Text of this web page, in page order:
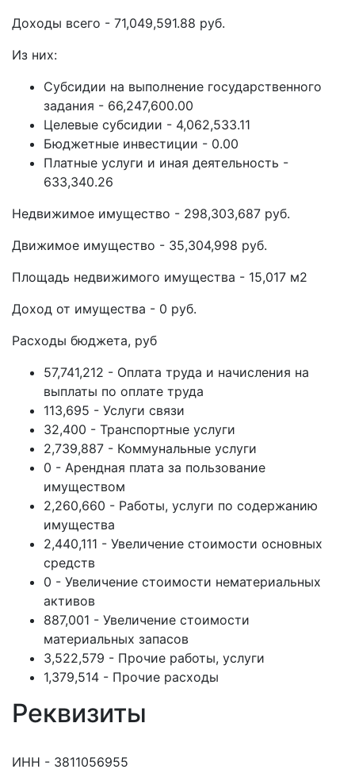
Доходы всего - 71,049,591.88 руб.
Из них:
Субсидии на выполнение государственного
задания - 66,247,600.00
Целевые субсидии - 4,062,533.11
Бюджетные инвестиции - 0.00
Платные услуги и иная деятельность -
633,340.26
Недвижимое имущество - 298,303,687 руб.
Движимое имущество - 35,304,998 руб.
Площадь недвижимого имущества - 15,017 м2
Доход от имущества - 0 руб.
Расходы бюджета, руб
57,741,212 - Оплата труда и начисления на
выплаты по оплате труда
113,695 - Услуги связи
32,400 - Транспортные услуги
2,739,887 - Коммунальные услуги
0 - Арендная плата за пользование
имуществом
2,260,660 - Работы, услуги по содержанию
имущества
2,440,111 - Увеличение стоимости основных
средств
0 - Увеличение стоимости нематериальных
активов
887,001 - Увеличение стоимости
материальных запасов
3,522,579 - Прочие работы, услуги
1,379,514 - Прочие расходы
Реквизиты
ИНН - 3811056955